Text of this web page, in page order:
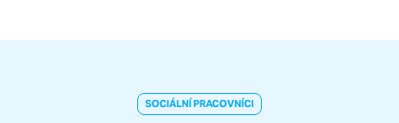
SOCIÁLNÍ PRACOVNÍCI